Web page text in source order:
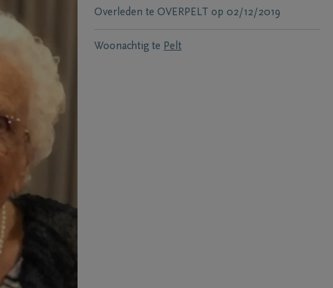
Overleden te OVERPELT op 02/12/2019
Woonachtig te Pelt